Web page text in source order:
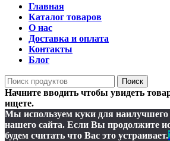
Главная
Каталог товаров
О нас
Доставка и оплата
Контакты
Блог
Поиск
Начните вводить чтобы увидеть
ищете.
Мы используем куки для наилучшего
нашего сайта. Если Вы продолжите
будем считать что Вас это устраивает.